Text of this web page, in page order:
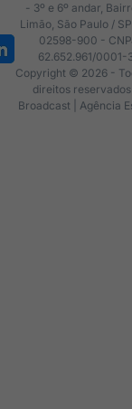
- 3º e 6º andar,
Limão, São Paulo /
02598-900 -
62.652.961/0001-
Copyright © 2026 -
direitos
Broadcast | Agência